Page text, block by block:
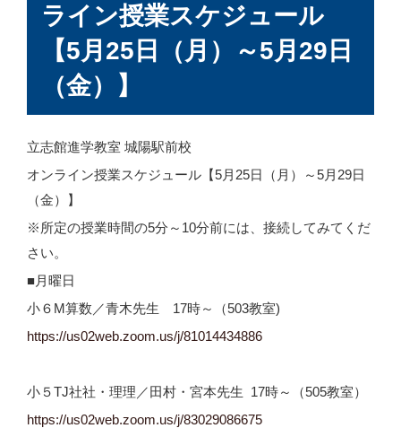
ライン授業スケジュール
【5月25日（月）～5月29日
（金）】
立志館進学教室 城陽駅前校
オンライン授業スケジュール【5月25日（月）～5月29日
（金）】
※所定の授業時間の5分～10分前には、接続してみてくだ
さい。
■月曜日
小６M算数／青木先生 17時～（503教室)
https://us02web.zoom.us/j/81014434886
小５TJ社社・理理／田村・宮本先生 17時～（505教室）
https://us02web.zoom.us/j/83029086675